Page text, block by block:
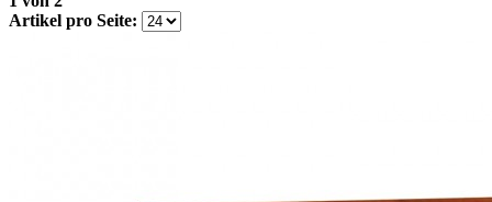
Artikel pro Seite: